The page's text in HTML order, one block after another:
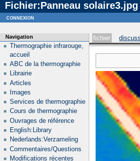
Notice: curl_setopt_array(): CURLOPT_SSL_VERIFYHOST
Fichier:Panneau solaire3.jpg
fichier
Navigation
Thermographie infrarouge,
accueil
ABC de la thermographie
Librairie
Articles
Images
Services de thermographie
Cours de thermographie
Ouvrages de référence
English:Library
Nederlands:Verzameling
Commentaires/Questions
Modifications récentes
connexion